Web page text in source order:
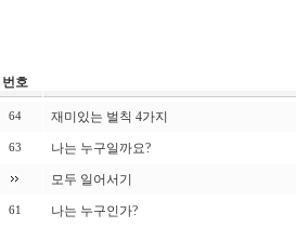
번호
64 재미있는 벌칙 4가지
63 나는 누구일까요?
모두 일어서기
61 나는 누구인가?